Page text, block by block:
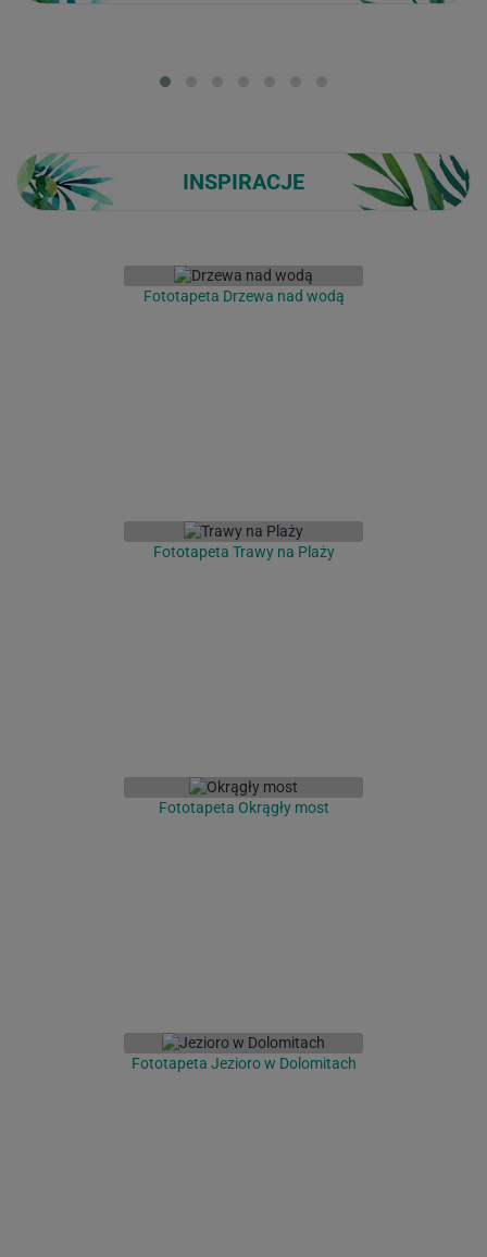
INSPIRACJE
Fototapeta Drzewa nad wodą
Fototapeta Trawy na Plaży
Fototapeta Okrągły most
Fototapeta Jezioro w Dolomitach